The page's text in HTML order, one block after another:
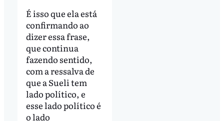
É isso que ela está
confirmando ao
dizer essa frase,
que continua
fazendo sentido,
com a ressalva de
que a Sueli tem
lado político, e
esse lado político é
o lado